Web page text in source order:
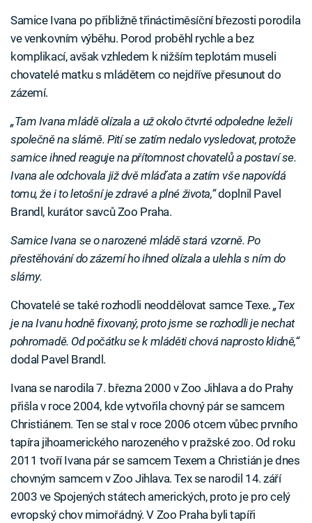
Samice Ivana po přibližně třináctiměsíční březosti porodila
ve venkovním výběhu. Porod proběhl rychle a bez
komplikací, avšak vzhledem k nižším teplotám museli
chovatelé matku s mládětem co nejdříve přesunout do
zázemí.
„Tam Ivana mládě olízala a už okolo čtvrté odpoledne leželi
společně na slámě. Pití se zatím nedalo vysledovat, protože
samice ihned reaguje na přítomnost chovatelů a postaví se.
Ivana ale odchovala již dvě mláďata a zatím vše napovídá
tomu, že i to letošní je zdravé a plné života,“doplnil Pavel
Brandl, kurátor savců Zoo Praha.
Samice Ivana se o narozené mládě stará vzorně. Po
přestěhování do zázemí ho ihned olízala a ulehla s ním do
slámy.
Chovatelé se také rozhodli neoddělovat samce Texe.„Tex
je na Ivanu hodně fixovaný, proto jsme se rozhodli je nechat
pohromadě. Od počátku se k mláděti chová naprosto klidně,“
dodal Pavel Brandl.
Ivana se narodila 7. března 2000 v Zoo Jihlava a do Prahy
přišla v roce 2004, kde vytvořila chovný pár se samcem
Christiánem. Ten se stal v roce 2006 otcem vůbec prvního
tapíra jihoamerického narozeného v pražské zoo. Od roku
2011 tvoří Ivana pár se samcem Texem a Christián je dnes
chovným samcem v Zoo Jihlava. Tex se narodil 14. září
2003 ve Spojených státech amerických, proto je pro celý
evropský chov mimořádný. V Zoo Praha byli tapíři